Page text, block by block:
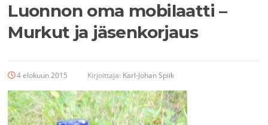
Luonnon oma mobilaatti –
Murkut ja jäsenkorjaus
4 elokuun 2015 Kirjoittaja: Karl-Johan Spiik